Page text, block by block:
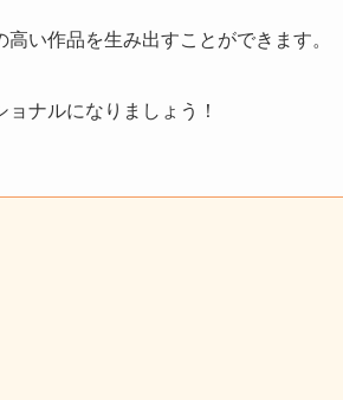
い作品を生み出すことができます。
ナルになりましょう！